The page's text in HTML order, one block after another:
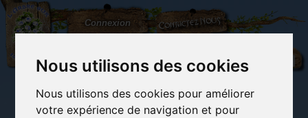
Nous utilisons des cookies
Nous utilisons des cookies pour améliorer
votre expérience de navigation et pour
L'Arbre
aux
100.000
Connexion Contactez-nous
(vide)